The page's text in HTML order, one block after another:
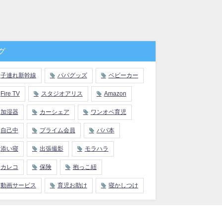
子連れ新幹線 パパグッズ ベビーカー
Fire TV スタジオアリス Amazon
加湿器 カーシェア ワンオペ育児
自己中 プライム会員 パパ本
添い寝 出張撮影 モラハラ
カレコ 保険 抱っこ紐
動画サービス 育児お助け 寝かしつけ